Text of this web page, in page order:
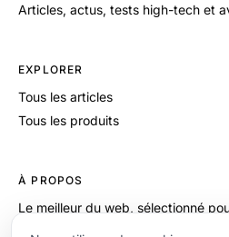
Articles, actus, tests high-tech et
EXPLORER
Tous les articles
Tous les produits
À PROPOS
Le meilleur du web, sélectionné